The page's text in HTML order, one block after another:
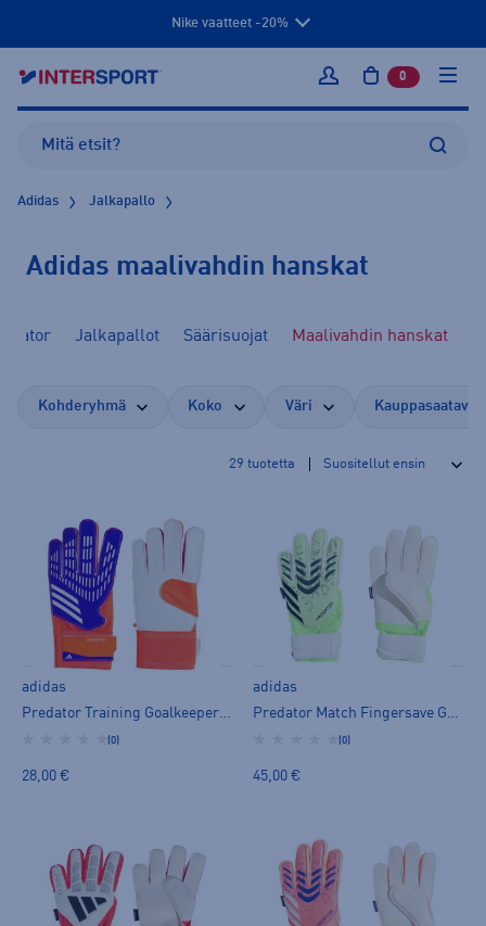
Nike vaatteet -20%
Kirjaudu sisään
0 tuotetta
Adidas Jalkapallo
Adidas maalivahdin hanskat
Jalkapallot Säärisuojat Maalivahdin hanskat
Kohderyhmä Koko Väri
29 tuotetta
adidas
Predator Training Goalkeeper Gloves Kids - maalivahdin hanska
(0)
28,00 €
adidas
Predator Match Fingersave Goalkeeper Gloves Kids - maalivahdin hanska
(0)
45,00 €